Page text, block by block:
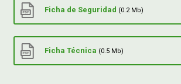
Ficha de Seguridad (0.2 Mb)
Ficha Técnica (0.5 Mb)
GUÍAS
ENVÍOS